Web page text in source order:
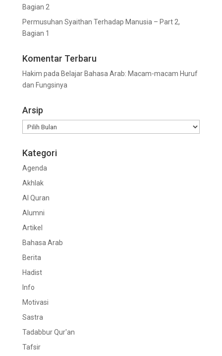
Bagian 2
Permusuhan Syaithan Terhadap Manusia – Part 2,
Bagian 1
Komentar Terbaru
Hakim pada Belajar Bahasa Arab: Macam-macam Huruf
dan Fungsinya
Arsip
Arsip
Kategori
Agenda
Akhlak
Al Quran
Alumni
Artikel
Bahasa Arab
Berita
Hadist
Info
Motivasi
Sastra
Tadabbur Qur'an
Tafsir